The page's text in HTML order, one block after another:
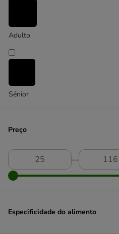
Briantos
BugBell
Carnilove
Crave
Disugual
Dog's Love
Dogs'n Tiger
Dolina Noteci
Cordeiro
Adulto
Sénior
Preço
―
Especificidade do alimento